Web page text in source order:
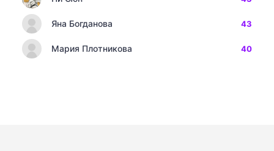
Яна Богданова 43
Мария Плотникова 40